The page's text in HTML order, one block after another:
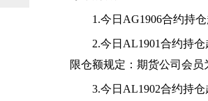
1.今日AG1906合约持
2.今日AL1901合约持
限仓额规定：期货公司会员
3.今日AL1902合约持